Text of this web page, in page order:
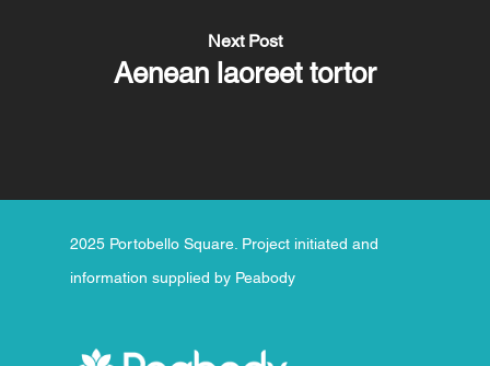
Next Post
Aenean laoreet tortor
2025 Portobello Square. Project initiated and
information supplied by Peabody